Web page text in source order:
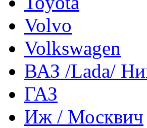
Volvo
Volkswagen
ВАЗ /Lada/
ГАЗ
Иж / Москвич